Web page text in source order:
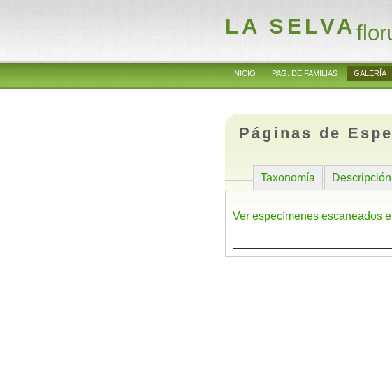
LA SELVA
INICIO PAG. DE FAMILIAS GALERÍA
Páginas de
Taxonomía Descripción
Ver especímenes escaneados